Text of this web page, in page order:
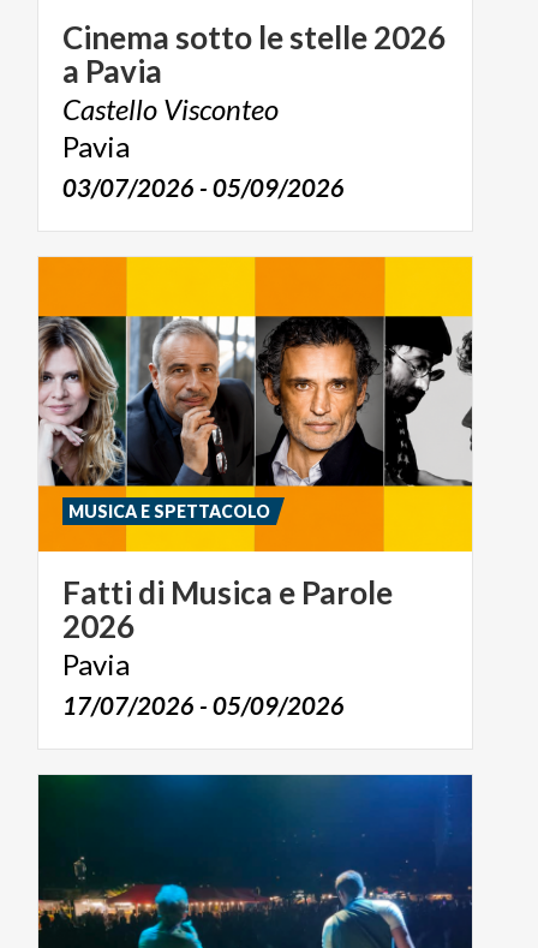
Cinema sotto lestelle2026
a Pavia
Castello Visconteo
Pavia
03/07/2026 - 05/09/2026
Fatti di Musica e Parole
2026
Pavia
17/07/2026 - 05/09/2026
MUSICA E SPETTACOLO